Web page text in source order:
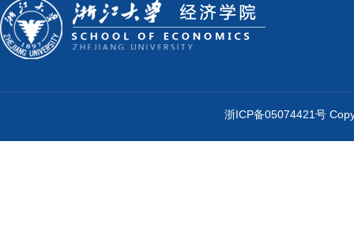
浙ICP备05074421号